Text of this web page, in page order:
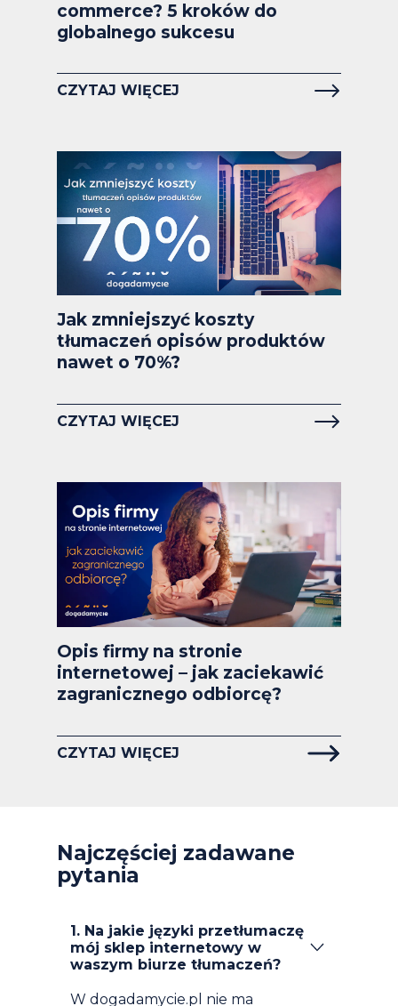
commerce? 5 kroków do
globalnego sukcesu
Jak zmniejszyć koszty
tłumaczeń opisów produktów
nawet o 70%?
Opis firmy na stronie
internetowej – jak zaciekawić
zagranicznego odbiorcę?
CZYTAJ WIĘCEJ
CZYTAJ WIĘCEJ
CZYTAJ WIĘCEJ
1. Na jakie języki przetłumaczę
mój sklep internetowy w
waszym biurze tłumaczeń?
W dogadamycie.pl nie ma
Najczęściej zadawane
pytania